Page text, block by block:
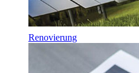
Renovierung